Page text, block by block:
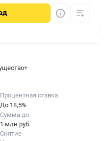
Процентная ставка
До 18,5%
Сумма до
1 млн руб.
Снятие